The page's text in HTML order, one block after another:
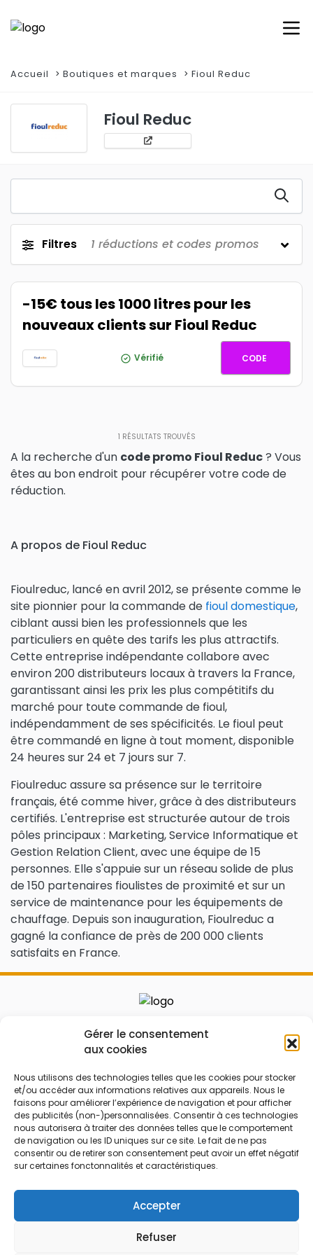
Gérer le consentement
aux cookies
Nous utilisons des technologies telles que les cookies pour stocker
et/ou accéder aux informations relatives aux appareils. Nous le
faisons pour améliorer l’expérience de navigation et pour afficher
des publicités (non-)personnalisées. Consentir à ces technologies
nous autorisera à traiter des données telles que le comportement
de navigation ou les ID uniques sur ce site. Le fait de ne pas
consentir ou de retirer son consentement peut avoir un effet négatif
sur certaines fonctonnalités et caractéristiques.
Accepter
Refuser
Accueil Boutiques et marques Fioul Reduc
Fioul Reduc
Filtres 1 réductions et codes promos
-15€ tous les 1000 litres pour les
nouveaux clients sur Fioul Reduc
Vérifié CODE
1 RÉSULTATS TROUVÉS
A la recherche d'un code promo Fioul Reduc? Vous
êtes au bon endroit pour récupérer votre code de
réduction.
A propos de Fioul Reduc
Fioulreduc, lancé en avril 2012, se présente comme le
site pionnier pour la commande de fioul domestique,
ciblant aussi bien les professionnels que les
particuliers en quête des tarifs les plus attractifs.
Cette entreprise indépendante collabore avec
environ 200 distributeurs locaux à travers la France,
garantissant ainsi les prix les plus compétitifs du
marché pour toute commande de fioul,
indépendamment de ses spécificités. Le fioul peut
être commandé en ligne à tout moment, disponible
24 heures sur 24 et 7 jours sur 7.
Fioulreduc assure sa présence sur le territoire
français, été comme hiver, grâce à des distributeurs
certifiés. L'entreprise est structurée autour de trois
pôles principaux : Marketing, Service Informatique et
Gestion Relation Client, avec une équipe de 15
personnes. Elle s'appuie sur un réseau solide de plus
de 150 partenaires fioulistes de proximité et sur un
service de maintenance pour les équipements de
chauffage. Depuis son inauguration, Fioulreduc a
gagné la confiance de près de 200 000 clients
satisfaits en France.
Le prix peut être réduit !
FAQ
Qui sommes nous
Contactez-nous
Mentions légales
Code réduction
Bons plans
Soldes
French Days
© 2026 Tous droits réservés.